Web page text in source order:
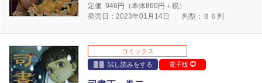
定価 946 円（本体860円＋税）
発売日：2023年01月14日
判型：Ｂ６判
コミックス
試し読みをする
電子版